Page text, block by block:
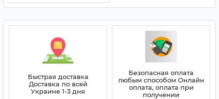
Быстрая доставка
Доставка по всей
Украине 1-3 дня
Безопасная оплата
любым способом Онлайн
оплата, оплата при
получении